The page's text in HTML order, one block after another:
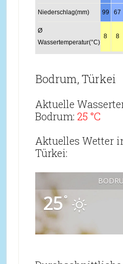
Niederschlag(mm) 99 67
Ø
Wassertemperatur(°C)
8 8
Bodrum, Türkei
Aktuelle
Bodrum: 25 °C
Aktuelles Wetter
Türkei:
25°